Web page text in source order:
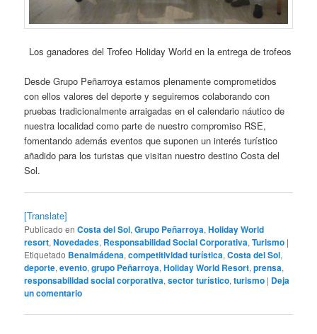
Los ganadores del Trofeo Holiday World en la entrega de trofeos
Desde Grupo Peñarroya estamos plenamente comprometidos
con ellos valores del deporte y seguiremos colaborando con
pruebas tradicionalmente arraigadas en el calendario náutico de
nuestra localidad como parte de nuestro compromiso RSE,
fomentando además eventos que suponen un interés turístico
añadido para los turistas que visitan nuestro destino Costa del
Sol.
[Translate]
Publicado en Costa del Sol,Grupo Peñarroya,Holiday World
resort,Novedades, Responsabilidad Social Corporativa,Turismo |
Etiquetado Benalmádena,competitividad turística,Costa del Sol,
deporte,evento,grupo Peñarroya,Holiday World Resort,prensa,
responsabilidad social corporativa,sector turístico,turismo | Deja
un comentario